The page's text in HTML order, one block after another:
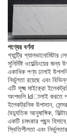
পণ্যের বর্ণনা
গ্যান্ট্রি গ্যালভানোমিটার
সুনির্দিষ্ট ওয়েল্ডিংয়ের
একাধিক পণ্য ঢালাই
নির্ভুলতা রয়েছে এবং
এটি সূক্ষ্ম মাইক্রো
অংশগুলি ldালাই করতে
ইলেকট্রনিক উপাদান,
বৈদ্যুতিক আনুষাঙ্গিক,
একটি চমৎকার পছন্দ
স্থিতিশীলতা এবং